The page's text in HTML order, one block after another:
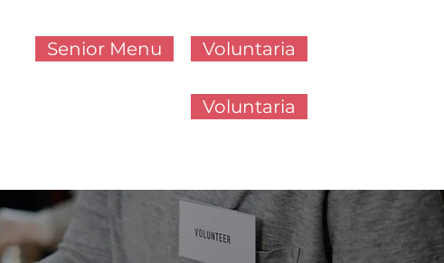
Senior Menu Voluntaria
Voluntaria